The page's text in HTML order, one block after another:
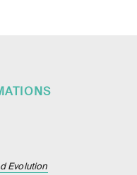
Evolution